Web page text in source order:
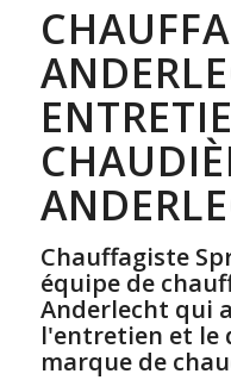
Chauffagiste
équipe de
Anderlecht qui
l'entretien et le
marque de